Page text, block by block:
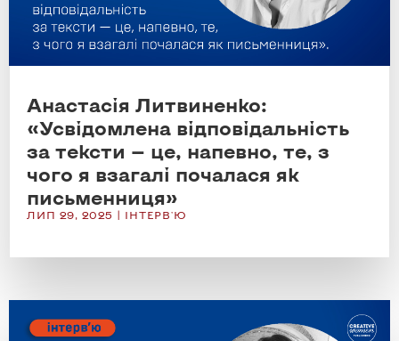
Анастасія Литвиненко:
«Усвідомлена відповідальність
за тексти — це, напевно, те, з
чого я взагалі почалася як
письменниця»
ЛИП 29, 2025 | ІНТЕРВ'Ю